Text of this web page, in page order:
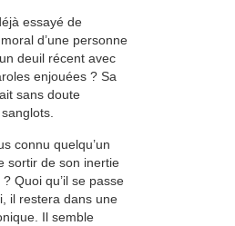
essayé de
d’une personne
deuil récent avec
enjouées ? Sa
sans doute
connu quelqu’un
sortir de son inertie
Quoi qu’il se passe
il restera dans une
Il semble